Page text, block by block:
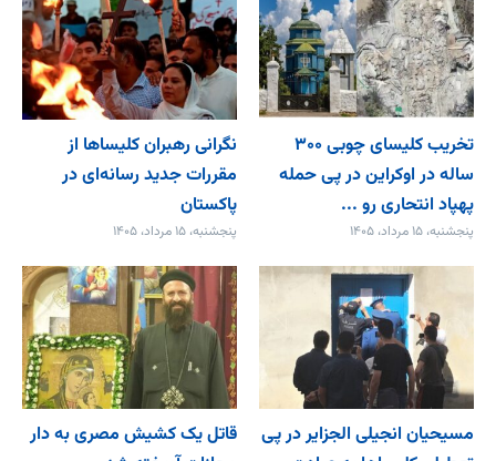
تخریب کلیسای چوبی ۳۰۰
ساله در اوکراین در پی حمله
پهپاد انتحاری رو ...
پنجشنبه، ۱۵ مرداد، ۱۴۰۵
نگرانی رهبران کلیساها از
مقررات جدید رسانه‌ای در
پاکستان
پنجشنبه، ۱۵ مرداد، ۱۴۰۵
مسیحیان انجیلی الجزایر در پی
قاتل یک کشیش مصری به دار